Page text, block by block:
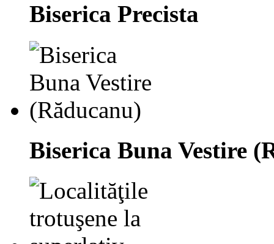
Biserica Precista
Biserica Buna Vestire